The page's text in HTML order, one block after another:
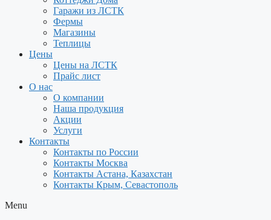
Гаражи из ЛСТК
Фермы
Магазины
Теплицы
Цены
Цены на ЛСТК
Прайс лист
О нас
О компании
Наша продукция
Акции
Услуги
Контакты
Контакты по России
Контакты Москва
Контакты Астана, Казахстан
Контакты Крым, Севастополь
Menu